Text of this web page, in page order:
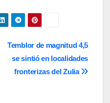
Temblor de magnitud 4,5
se sintió en localidades
fronterizas del Zulia